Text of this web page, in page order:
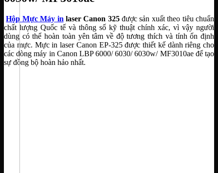
Hộp Mực Máy in laser Canon 325được sản xuất theo tiêu chuẩn
chất lượng Quốc tế và thông số kỹ thuật chính xác, vì vậy người
dùng có thể hoàn toàn yên tâm về độ tương thích và tính ổn định
của mực. Mực in laser Canon EP-325 được thiết kế dành riêng cho
các dòng máy in Canon LBP 6000/ 6030/ 6030w/ MF3010ae để tạo
sự đồng bộ hoàn hảo nhất.